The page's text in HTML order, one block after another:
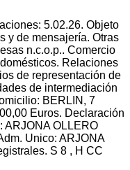
5.02.26. Objeto
y de mensajería. Otras
n.c.o.p.. Comercio
Relaciones
de representación de
de intermediación
BERLIN, 7
Euros. Declaración
ARJONA OLLERO
Unico: ARJONA
S 8 , H CC